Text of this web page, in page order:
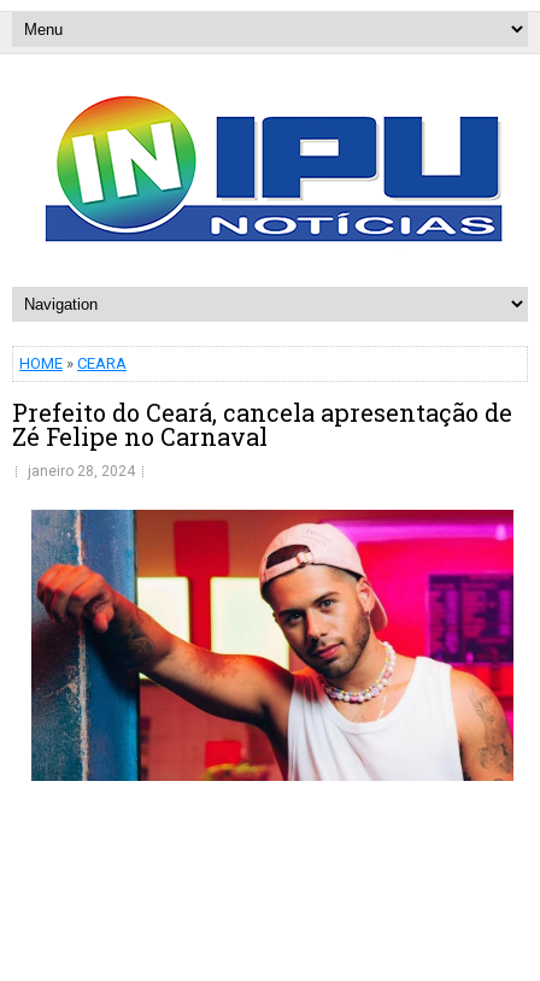
HOME » CEARA
Prefeito do Ceará, cancela apresentação de
Zé Felipe no Carnaval
janeiro 28, 2024